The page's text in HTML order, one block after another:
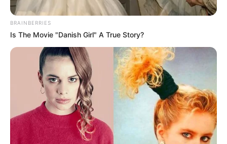
BRAINBERRIES
Is The Movie "Danish Girl" A True Story?